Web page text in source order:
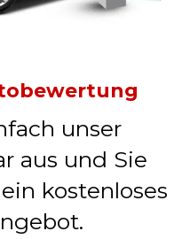
unser
aus und Sie
kostenloses